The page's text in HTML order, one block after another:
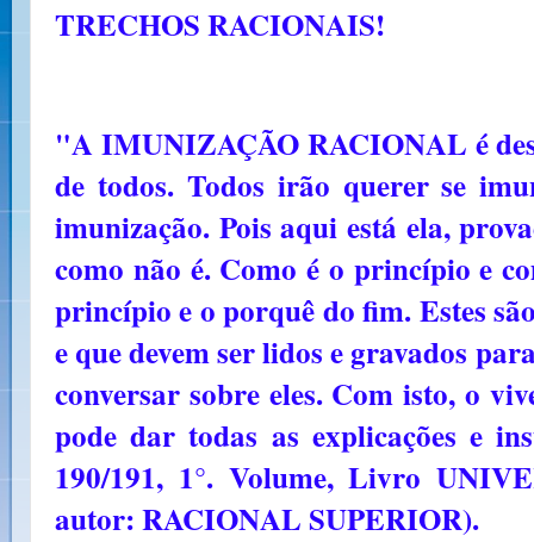
TRECHOS RACIONAIS!
"A IMUNIZAÇÃO RACIONAL é
de todos. Todos irão querer se
imunização. Pois aqui está ela,
como não é. Como é o princípio e
princípio e o porquê do fim. Estes
e que devem ser lidos e gravados
conversar sobre eles. Com isto, o
pode dar todas as explicações e
190/191, 1°. Volume, Livro
autor: RACIONAL SUPERIOR).